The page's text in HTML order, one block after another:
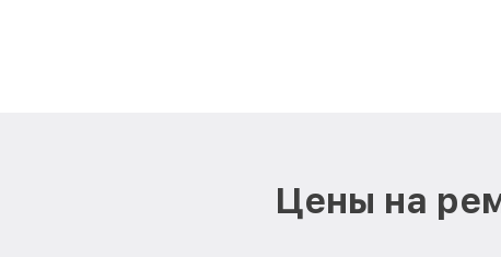
Цены на